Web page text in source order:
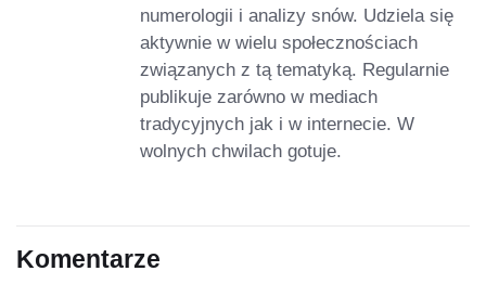
numerologii i analizy snów. Udziela się
aktywnie w wielu społecznościach
związanych z tą tematyką. Regularnie
publikuje zarówno w mediach
tradycyjnych jak i w internecie. W
wolnych chwilach gotuje.
Komentarze